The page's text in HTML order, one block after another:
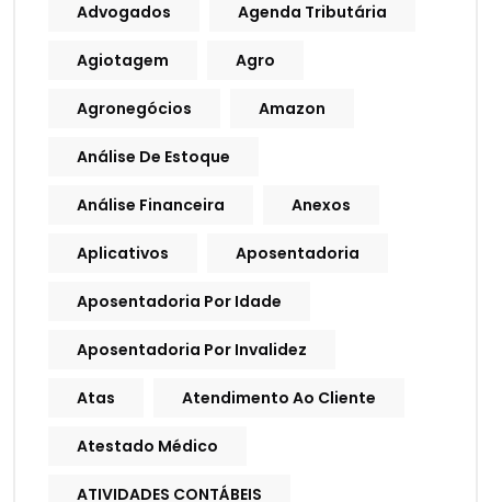
Advogados Agenda Tributária
Agiotagem Agro
Agronegócios Amazon
Análise De Estoque
Análise Financeira Anexos
Aplicativos Aposentadoria
Aposentadoria Por Idade
Aposentadoria Por Invalidez
Atas Atendimento Ao Cliente
Atestado Médico
ATIVIDADES CONTÁBEIS